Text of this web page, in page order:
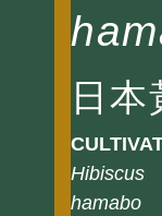
日本
Hibiscus
hamabo